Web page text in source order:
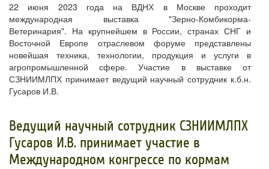
22 июня 2023 года на ВДНХ в Москве проходит
международная выставка "Зерно-Комбикорма-
Ветеринария". На крупнейшем в России, странах СНГ и
Восточной Европе отраслевом форуме представлены
новейшая техника, технологии, продукция и услуги в
агропромышленной сфере. Участие в выставке от
СЗНИИМЛПХ принимает ведущий научный сотрудник к.б.н.
Гусаров И.В.
Ведущий научный сотрудник СЗНИИМЛПХ
Гусаров И.В. принимает участие в
Международном конгрессе по кормам